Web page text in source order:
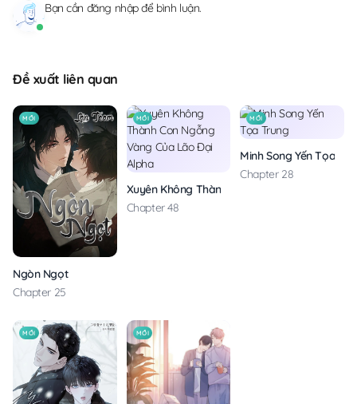
Bạn cần đăng nhậpđể bình luận.
Đề xuất liên quan
MỚI
Ngòn Ngọt
Chapter 25
MỚI
Xuyên Không Thành Con Ngỗng Vàng Của
Chapter 48
MỚI
Minh Song Yến Tọa
Chapter 28
MỚI MỚI